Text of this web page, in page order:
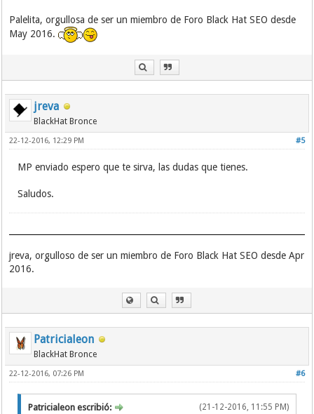
Palelita, orgullosa de ser un miembro de Foro Black Hat SEO desde
May 2016.
jreva
BlackHat Bronce
#5
22-12-2016, 12:29 PM
MP enviado espero que te sirva, las dudas que tienes.
Saludos.
jreva, orgulloso de ser un miembro de Foro Black Hat SEO desde Apr
2016.
Patricialeon
BlackHat Bronce
#6
22-12-2016, 07:26 PM
(21-12-2016, 11:55 PM)
Patricialeon escribió: